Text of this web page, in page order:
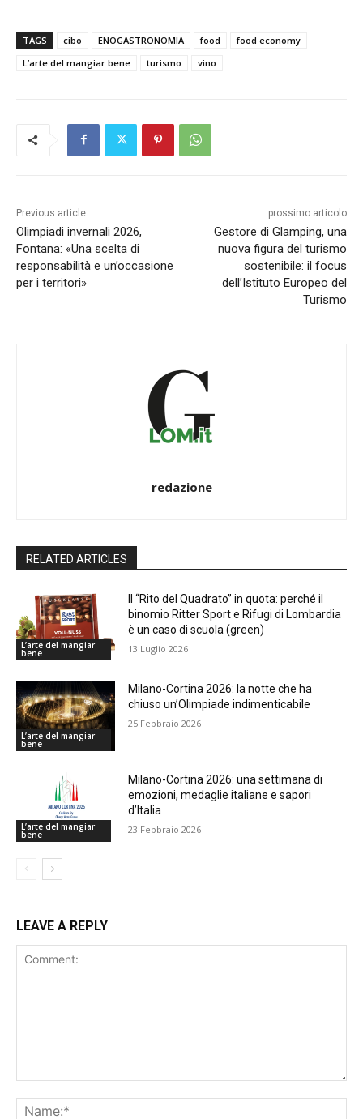
TAGS cibo ENOGASTRONOMIA food
food economy
L’arte del mangiar bene
turismo vino
Previous article
Olimpiadi invernali 2026,
Fontana: «Una scelta di
responsabilità e un’occasione
per i territori»
prossimo articolo
Gestore di Glamping, una
nuova figura del turismo
sostenibile: il focus
dell’Istituto Europeo del
Turismo
redazione
RELATED ARTICLES
L’arte del mangiar
bene
Il “Rito del Quadrato” in quota: perché il
binomio Ritter Sport e Rifugi di Lombardia
è un caso di scuola (green)
13 Luglio 2026
L’arte del mangiar
bene
Milano-Cortina 2026: la notte che ha
chiuso un’Olimpiade indimenticabile
25 Febbraio 2026
L’arte del mangiar
bene
Milano-Cortina 2026: una settimana di
emozioni, medaglie italiane e sapori
d’Italia
23 Febbraio 2026
LEAVE A REPLY